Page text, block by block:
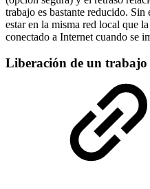
trabajo es bastante reducido.
estar en la misma red local que
conectado a Internet cuando se
Liberación de un trabajo